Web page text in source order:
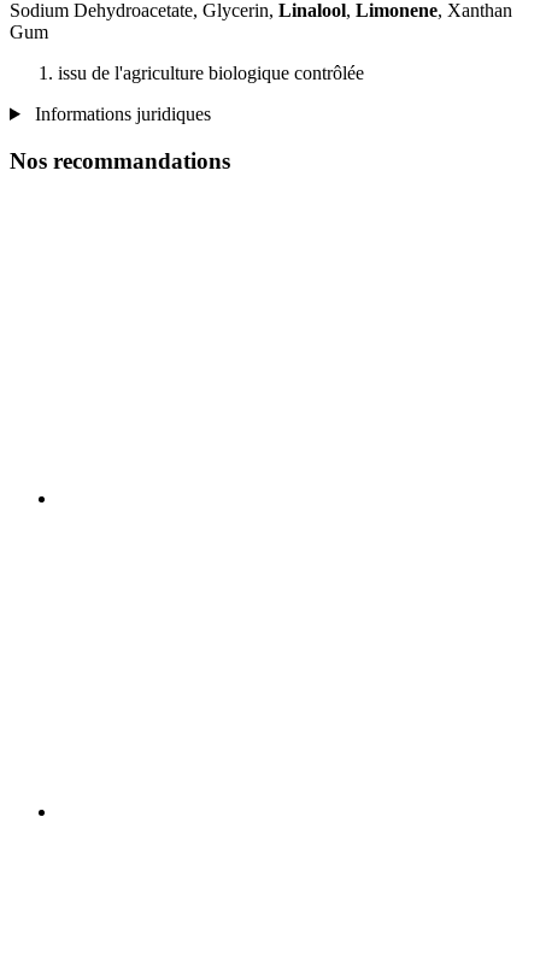
Sodium Dehydroacetate, Glycerin, Linalool, Limonene, Xanthan
Gum
issu de l'agriculture biologique contrôlée
Informations juridiques
Nos recommandations